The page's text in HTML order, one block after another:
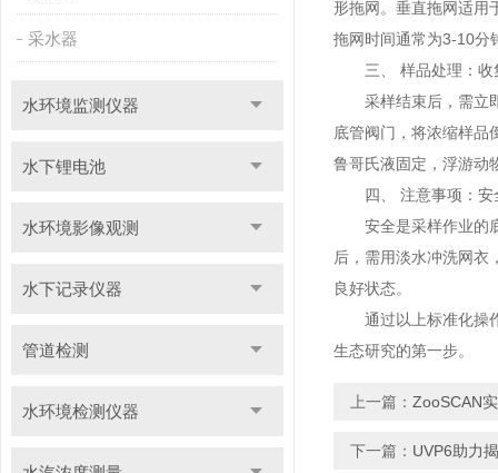
采水器
水环境监测仪器
水下锂电池
水环境影像观测
水下记录仪器
管道检测
水环境检测仪器
形拖网。垂直拖网适用
拖网时间通常为3-10分
三、 样品处理：收
采样结束后，需立即
底管阀门，将浓缩样品
鲁哥氏液固定，浮游动
四、 注意事项：安
安全是采样作业的底
后，需用淡水冲洗网衣
良好状态。
通过以上标准化操作
生态研究的第一步。
上一篇： ZooSCAN
下一篇： UVP6助力